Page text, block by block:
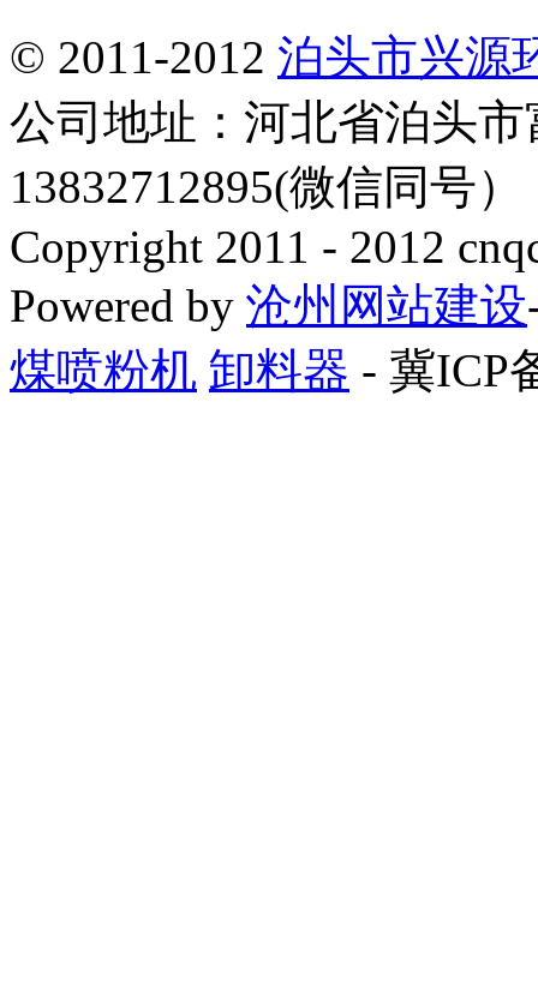
© 2011-2012 泊头市兴源
公司地址：河北省泊头
13832712895(微信同号
Copyright 2011 - 2012
Powered by 沧州网站建设
煤喷粉机 卸料器 - 冀ICP